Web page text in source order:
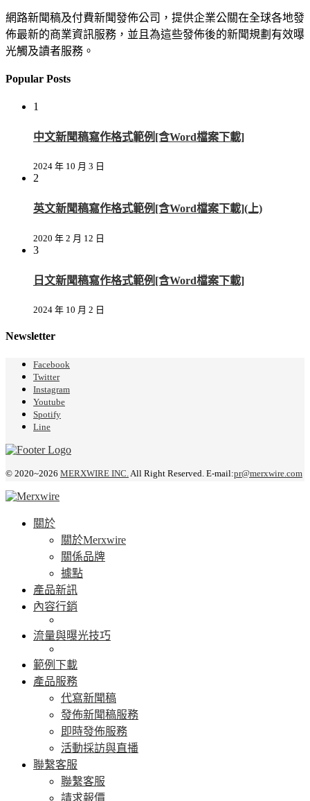
網路新聞稿及付費新聞發佈公司，提供企業公關在全球各地發
佈最新的商業資訊服務，並且為這些發佈後的新聞規劃有效曝
光觸及讀者服務。
Popular Posts
1
中文新聞稿寫作格式範例[含Word檔案下載]
2024 年 10 月 3 日
2
英文新聞稿寫作格式範例[含Word檔案下載](上)
2020 年 2 月 12 日
3
日文新聞稿寫作格式範例[含Word檔案下載]
2024 年 10 月 2 日
Newsletter
Facebook
Twitter
Instagram
Youtube
Spotify
Line
© 2020~2026 MERXWIRE INC. All Right Reserved. E-mail:pr@merxwire.com
關於
關於Merxwire
關係品牌
據點
產品新訊
內容行銷
流量與曝光技巧
範例下載
產品服務
代寫新聞稿
發佈新聞稿服務
即時發佈服務
活動採訪與直播
聯繫客服
聯繫客服
請求報價